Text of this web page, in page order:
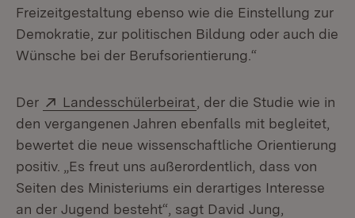
Freizeitgestaltung ebenso wie die Einstellung zur
Demokratie, zur politischen Bildung oder auch die
Wünsche bei der Berufsorientierung.“
Der Extern:
Landesschülerbeirat (Öffnet in neuem
, der die Studie wie in
den vergangenen Jahren ebenfalls mit begleitet,
bewertet die neue wissenschaftliche Orientierung
positiv. „Es freut uns außerordentlich, dass von
Seiten des Ministeriums ein derartiges Interesse
an der Jugend besteht“, sagt David Jung,